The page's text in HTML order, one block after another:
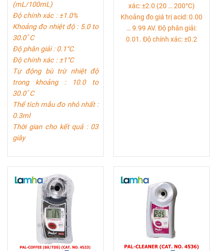
(mL/100mL)
Độ chính xác : ±1.0%
Khoảng đo nhiệt độ : 5.0 to
30.0ﾟC
Độ phân giải : 0.1°C.
Độ chính xác : ±1°C
Tự động bù trừ nhiệt độ
trong khoảng : 10.0 to
30.0ﾟC
Thể tích mẫu đo nhỏ nhất :
0.3ml
Thời gian cho kết quả : 03
giây
xác: ±2.0 (20 … 200°C)
Khoảng đo giá trị acid: 0.00
… 9.99 AV. Độ phân giải:
0.01. Độ chính xác: ±0.2